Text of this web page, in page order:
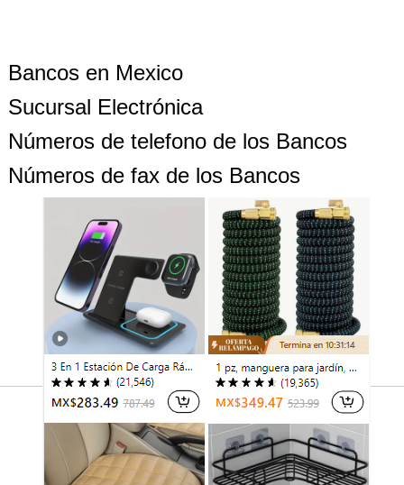
Bancos en Mexico
Sucursal Electrónica
Números de telefono de los Bancos
Números de fax de los Bancos